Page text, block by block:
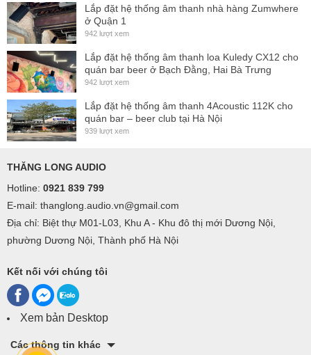
Lắp đặt hệ thống âm thanh nhà hàng Zumwhere
ở Quận 1
942 lượt xem
Lắp đặt hệ thống âm thanh loa Kuledy CX12 cho
quán bar beer ở Bạch Đằng, Hai Bà Trưng
942 lượt xem
Lắp đặt hệ thống âm thanh 4Acoustic 112K cho
quán bar – beer club tại Hà Nội
939 lượt xem
THĂNG LONG AUDIO
Hotline: 0921 839 799
E-mail: thanglong.audio.vn@gmail.com
Địa chỉ: Biệt thự M01-L03, Khu A - Khu đô thị mới Dương Nội,
phường Dương Nội, Thành phố Hà Nội
Kết nối với chúng tôi
Xem bản Desktop
Các thông tin khác